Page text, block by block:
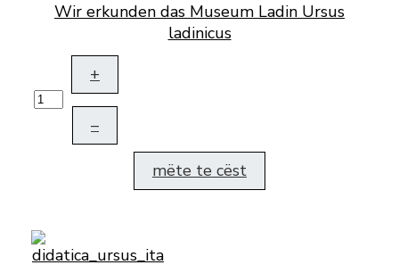
Wir erkunden das Museum Ladin Ursus
ladinicus
+
–
mëte te cëst